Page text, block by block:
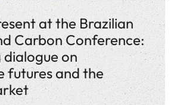
at the Brazilian
Carbon Conference:
on
futures and the